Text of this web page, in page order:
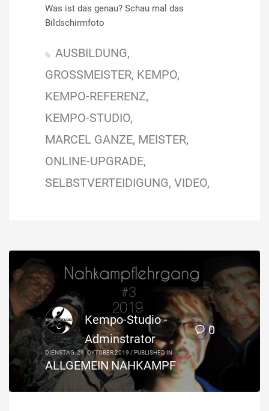
Was ist das genau? Schau mal das
Bildschirmfoto
AUSBILDUNG
GROSSMEISTER
KEMPO
KEMPO-REFERENZ
KEMPO-STUDIO
MARCEL GANZE MEISTER
ONLINE-UPGRADE
SELBSTVERTEIDIGUNG VIDEO
0
Kempo-Studio -
Adminstrator
DIENSTAG, 29. OKTOBER 2019 /PUBLISHED IN
ALLGEMEIN NAHKAMPF